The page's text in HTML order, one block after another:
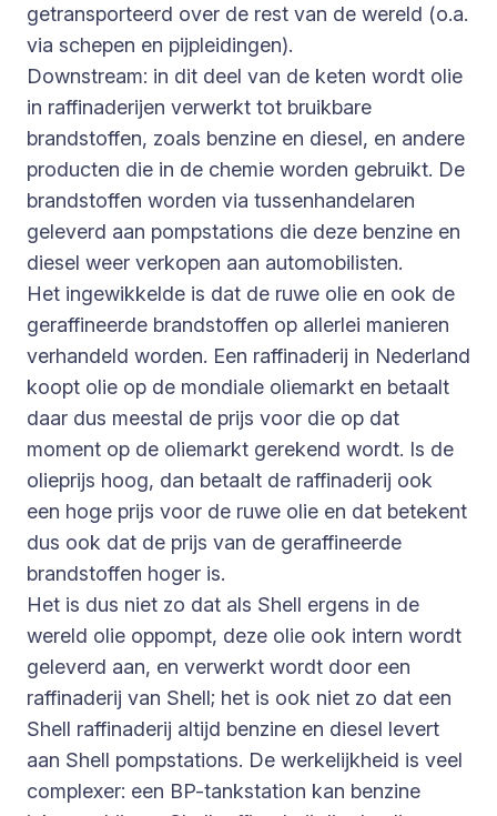
getransporteerd over de rest van de wereld (o.a.
via schepen en pijpleidingen).
Downstream: in dit deel van de keten wordt olie
in raffinaderijen verwerkt tot bruikbare
brandstoffen, zoals benzine en diesel, en andere
producten die in de chemie worden gebruikt. De
brandstoffen worden via tussenhandelaren
geleverd aan pompstations die deze benzine en
diesel weer verkopen aan automobilisten.
Het ingewikkelde is dat de ruwe olie en ook de
geraffineerde brandstoffen op allerlei manieren
verhandeld worden. Een raffinaderij in Nederland
koopt olie op de mondiale oliemarkt en betaalt
daar dus meestal de prijs voor die op dat
moment op de oliemarkt gerekend wordt. Is de
olieprijs hoog, dan betaalt de raffinaderij ook
een hoge prijs voor de ruwe olie en dat betekent
dus ook dat de prijs van de geraffineerde
brandstoffen hoger is.
Het is dus niet zo dat als Shell ergens in de
wereld olie oppompt, deze olie ook intern wordt
geleverd aan, en verwerkt wordt door een
raffinaderij van Shell; het is ook niet zo dat een
Shell raffinaderij altijd benzine en diesel levert
aan Shell pompstations. De werkelijkheid is veel
complexer: een BP-tankstation kan benzine